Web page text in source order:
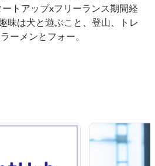
トアップxフリーランス期間経
味は犬と遊ぶこと、登山、トレ
ーメンとフォー。